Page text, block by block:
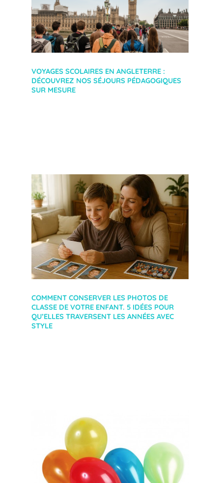
VOYAGES SCOLAIRES EN ANGLETERRE :
DÉCOUVREZ NOS SÉJOURS PÉDAGOGIQUES
SUR MESURE
COMMENT CONSERVER LES PHOTOS DE
CLASSE DE VOTRE ENFANT. 5 IDÉES POUR
QU’ELLES TRAVERSENT LES ANNÉES AVEC
STYLE